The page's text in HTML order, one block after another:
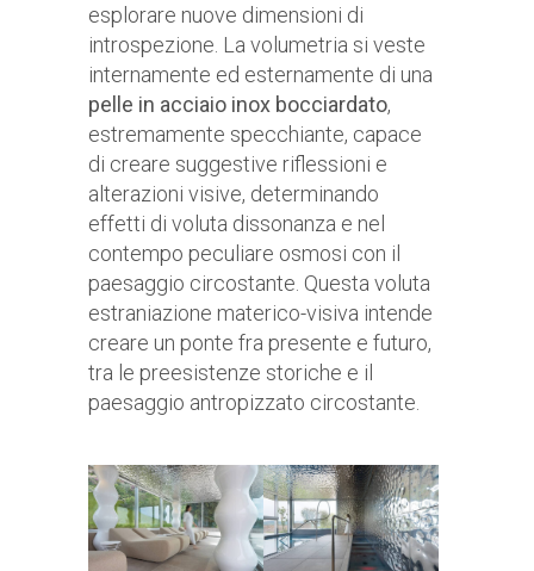
esplorare nuove dimensioni di
introspezione. La volumetria si veste
internamente ed esternamente di una
pelle in acciaio inox bocciardato,
estremamente specchiante, capace
di creare suggestive riflessioni e
alterazioni visive, determinando
effetti di voluta dissonanza e nel
contempo peculiare osmosi con il
paesaggio circostante. Questa voluta
estraniazione materico-visiva intende
creare un ponte fra presente e futuro,
tra le preesistenze storiche e il
paesaggio antropizzato circostante.